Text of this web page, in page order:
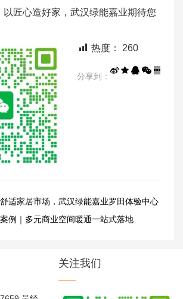
以匠心造好家，武汉绿能嘉业期待您
热度： 260
分享到：
适家居市场，武汉绿能嘉业罗田体验中心
例｜多元商业空间暖通一站式落地
关注我们